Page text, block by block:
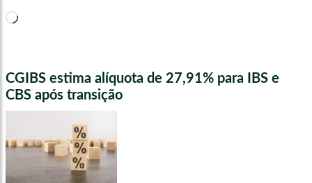
Carregando...
CGIBS estima alíquota de 27,91% para IBS e
CBS após transição